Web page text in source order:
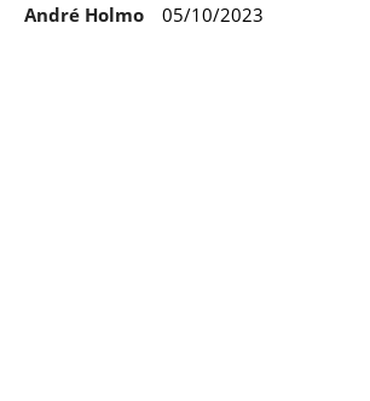
André Holmo 05/10/2023